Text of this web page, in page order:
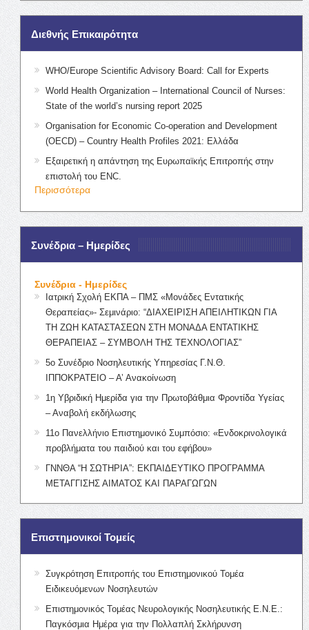
Διεθνής Επικαιρότητα
WHO/Europe Scientific Advisory Board: Call for Experts
World Health Organization – International Council of Nurses:
State of the world’s nursing report 2025
Organisation for Economic Co-operation and Development
(OECD) – Country Health Profiles 2021: Ελλάδα
Εξαιρετική η απάντηση της Ευρωπαϊκής Επιτροπής στην
επιστολή του ENC.
Περισσότερα
Συνέδρια – Ημερίδες
Συνέδρια - Ημερίδες
Ιατρική Σχολή ΕΚΠΑ – ΠΜΣ «Μονάδες Εντατικής
Θεραπείας»- Σεμινάριο: “ΔΙΑΧΕΙΡΙΣΗ ΑΠΕΙΛΗΤΙΚΩΝ ΓΙΑ
ΤΗ ΖΩΗ ΚΑΤΑΣΤΑΣΕΩΝ ΣΤΗ ΜΟΝΑΔΑ ΕΝΤΑΤΙΚΗΣ
ΘΕΡΑΠΕΙΑΣ – ΣΥΜΒΟΛΗ ΤΗΣ ΤΕΧΝΟΛΟΓΙΑΣ”
5ο Συνέδριο Νοσηλευτικής Υπηρεσίας Γ.Ν.Θ.
ΙΠΠΟΚΡΑΤΕΙΟ – Α’ Ανακοίνωση
1η Υβριδική Ημερίδα για την Πρωτοβάθμια Φροντίδα Υγείας
– Αναβολή εκδήλωσης
11ο Πανελλήνιο Επιστημονικό Συμπόσιο: «Ενδοκρινολογικά
προβλήματα του παιδιού και του εφήβου»
ΓΝΝΘΑ “Η ΣΩΤΗΡΙΑ”: ΕΚΠΑΙΔΕΥΤΙΚΟ ΠΡΟΓΡΑΜΜΑ
ΜΕΤΑΓΓΙΣΗΣ ΑΙΜΑΤΟΣ ΚΑΙ ΠΑΡΑΓΩΓΩΝ
Επιστημονικοί Τομείς
Συγκρότηση Επιτροπής του Επιστημονικού Τομέα
Ειδικευόμενων Νοσηλευτών
Επιστημονικός Τομέας Νευρολογικής Νοσηλευτικής Ε.Ν.Ε.:
Παγκόσμια Ημέρα για την Πολλαπλή Σκλήρυνση